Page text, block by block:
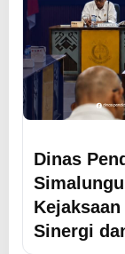
Dinas
Sinergi